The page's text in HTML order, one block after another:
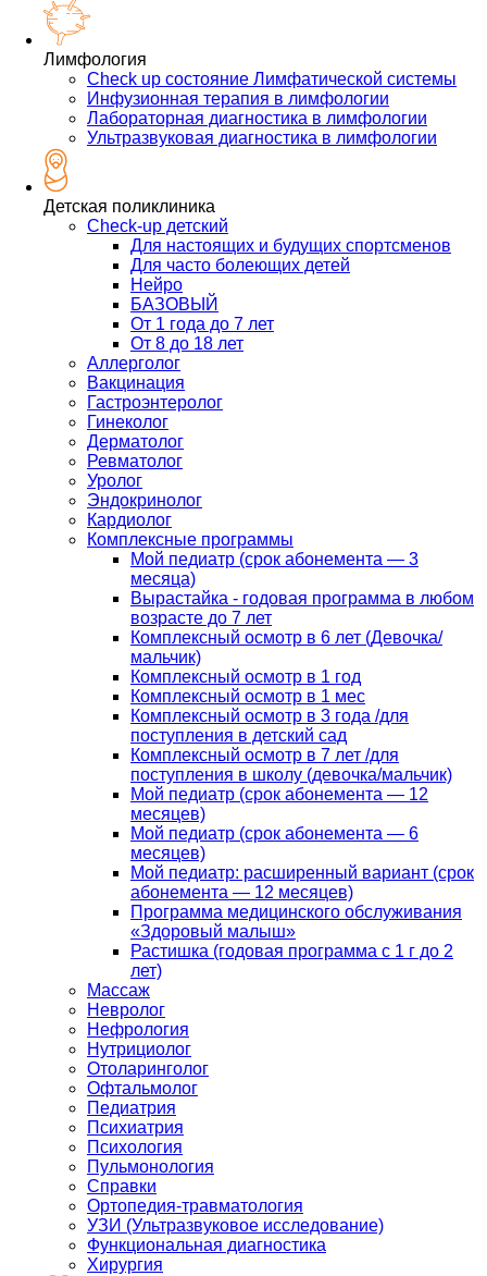
Лимфология
Check up состояние Лимфатической системы
Инфузионная терапия в лимфологии
Лабораторная диагностика в лимфологии
Ультразвуковая диагностика в лимфологии
Детская поликлиника
Check-up детский
Для настоящих и будущих спортсменов
Для часто болеющих детей
Нейро
БАЗОВЫЙ
От 1 года до 7 лет
От 8 до 18 лет
Аллерголог
Вакцинация
Гастроэнтеролог
Гинеколог
Дерматолог
Ревматолог
Уролог
Эндокринолог
Кардиолог
Комплексные программы
Мой педиатр (срок абонемента — 3
месяца)
Вырастайка - годовая программа в любом
возрасте до 7 лет
Комплексный осмотр в 6 лет (Девочка/
мальчик)
Комплексный осмотр в 1 год
Комплексный осмотр в 1 мес
Комплексный осмотр в 3 года /для
поступления в детский сад
Комплексный осмотр в 7 лет /для
поступления в школу (девочка/мальчик)
Мой педиатр (срок абонемента — 12
месяцев)
Мой педиатр (срок абонемента — 6
месяцев)
Мой педиатр: расширенный вариант (срок
абонемента — 12 месяцев)
Программа медицинского обслуживания
«Здоровый малыш»
Растишка (годовая программа с 1 г до 2
лет)
Массаж
Невролог
Нефрология
Нутрициолог
Отоларинголог
Офтальмолог
Педиатрия
Психиатрия
Психология
Пульмонология
Справки
Ортопедия-травматология
УЗИ (Ультразвуковое исследование)
Функциональная диагностика
Хирургия